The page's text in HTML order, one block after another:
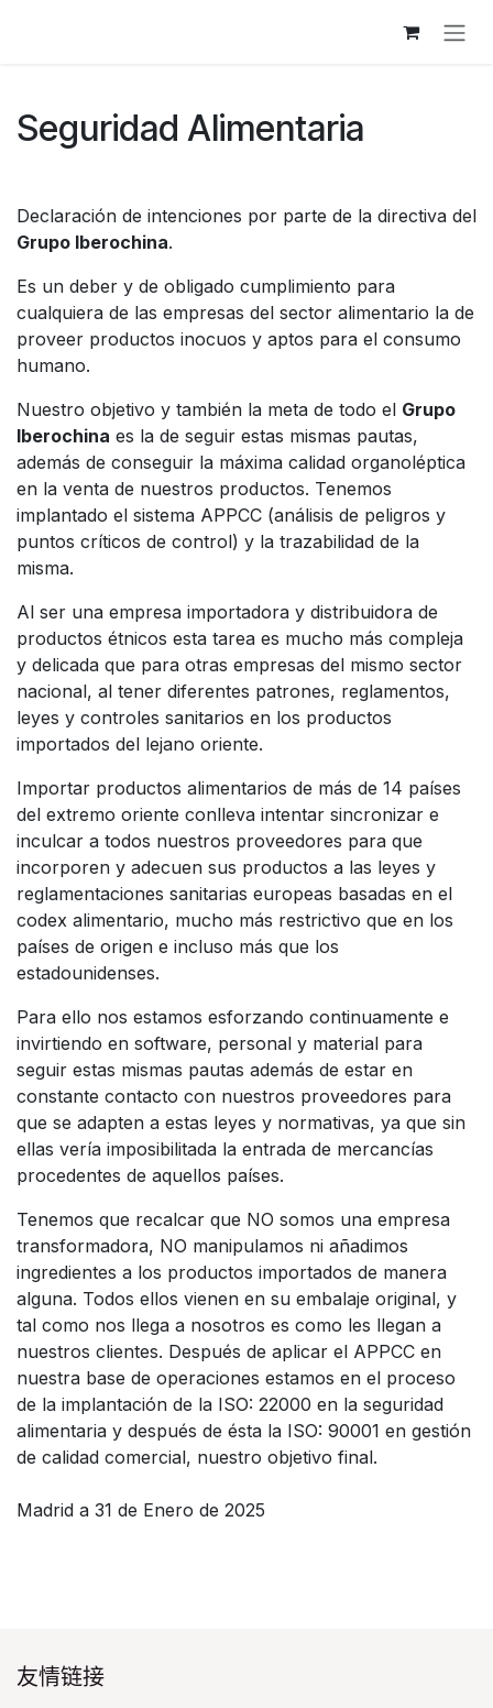
Seguridad Alimentaria
Declaración de intenciones por parte de la directiva del
Grupo Iberochina.
Es un deber y de obligado cumplimiento para
cualquiera de las empresas del sector alimentario la de
proveer productos inocuos y aptos para el consumo
humano.
Nuestro objetivo y también la meta de todo el Grupo
Iberochina es la de seguir estas mismas pautas,
además de conseguir la máxima calidad organoléptica
en la venta de nuestros productos. Tenemos
implantado el sistema APPCC (análisis de peligros y
puntos críticos de control) y la trazabilidad de la
misma.
Al ser una empresa importadora y distribuidora de
productos étnicos esta tarea es mucho más compleja
y delicada que para otras empresas del mismo sector
nacional, al tener diferentes patrones, reglamentos,
leyes y controles sanitarios en los productos
importados del lejano oriente.
Importar productos alimentarios de más de 14 países
del extremo oriente conlleva intentar sincronizar e
inculcar a todos nuestros proveedores para que
incorporen y adecuen sus productos a las leyes y
reglamentaciones sanitarias europeas basadas en el
codex alimentario, mucho más restrictivo que en los
países de origen e incluso más que los
estadounidenses.
Para ello nos estamos esforzando continuamente e
invirtiendo en software, personal y material para
seguir estas mismas pautas además de estar en
constante contacto con nuestros proveedores para
que se adapten a estas leyes y normativas, ya que sin
ellas vería imposibilitada la entrada de mercancías
procedentes de aquellos países.
Tenemos que recalcar que NO somos una empresa
transformadora, NO manipulamos ni añadimos
ingredientes a los productos importados de manera
alguna. Todos ellos vienen en su embalaje original, y
tal como nos llega a nosotros es como les llegan a
nuestros clientes. Después de aplicar el APPCC en
nuestra base de operaciones estamos en el proceso
de la implantación de la ISO: 22000 en la seguridad
alimentaria y después de ésta la ISO: 90001 en gestión
de calidad comercial, nuestro objetivo final.
Madrid a 31 de Enero de 2025
友情链接​